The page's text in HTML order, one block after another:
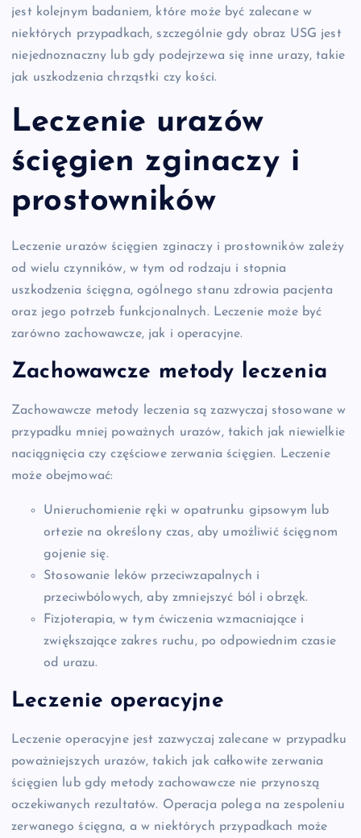
jest kolejnym badaniem, które może być zalecane w
niektórych przypadkach, szczególnie gdy obraz USG jest
niejednoznaczny lub gdy podejrzewa się inne urazy, takie
jak uszkodzenia chrząstki czy kości.
Leczenie urazów
ścięgien zginaczy i
prostowników
Leczenie urazów ścięgien zginaczy i prostowników zależy
od wielu czynników, w tym od rodzaju i stopnia
uszkodzenia ścięgna, ogólnego stanu zdrowia pacjenta
oraz jego potrzeb funkcjonalnych. Leczenie może być
zarówno zachowawcze, jak i operacyjne.
Zachowawcze metody leczenia
Zachowawcze metody leczenia są zazwyczaj stosowane w
przypadku mniej poważnych urazów, takich jak niewielkie
naciągnięcia czy częściowe zerwania ścięgien. Leczenie
może obejmować:
Unieruchomienie ręki w opatrunku gipsowym lub
ortezie na określony czas, aby umożliwić ścięgnom
gojenie się.
Stosowanie leków przeciwzapalnych i
przeciwbólowych, aby zmniejszyć ból i obrzęk.
Fizjoterapia, w tym ćwiczenia wzmacniające i
zwiększające zakres ruchu, po odpowiednim czasie
od urazu.
Leczenie operacyjne
Leczenie operacyjne jest zazwyczaj zalecane w przypadku
poważniejszych urazów, takich jak całkowite zerwania
ścięgien lub gdy metody zachowawcze nie przynoszą
oczekiwanych rezultatów. Operacja polega na zespoleniu
zerwanego ścięgna, a w niektórych przypadkach może